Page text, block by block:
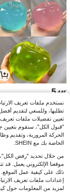
5.44€
نستخدم ملفات تعريف
تطلبها، وللسعي لتقديم
تعيين تفضيلات ملفات
"قبول الكل"، سنقوم بتعيين
الحركة المرورية، وتقديم
الخاصة بك مع SHEIN.
من خلال تحديد "رفض
موقعنا الإلكتروني يعمل.
ذلك على كيفية عمل الموقع.
إعدادات ملفات تعريف
لمزيد من المعلومات حول